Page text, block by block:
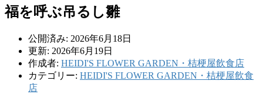
福を呼ぶ吊るし雛
公開済み: 2026年6月18日
更新: 2026年6月19日
作成者: HEIDI'S FLOWER GARDEN・桔梗屋飲食店
カテゴリー: HEIDI'S FLOWER GARDEN・桔梗屋飲食
店